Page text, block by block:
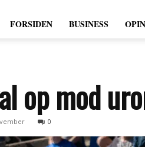
FORSIDEN BUSINESS
op mod
0